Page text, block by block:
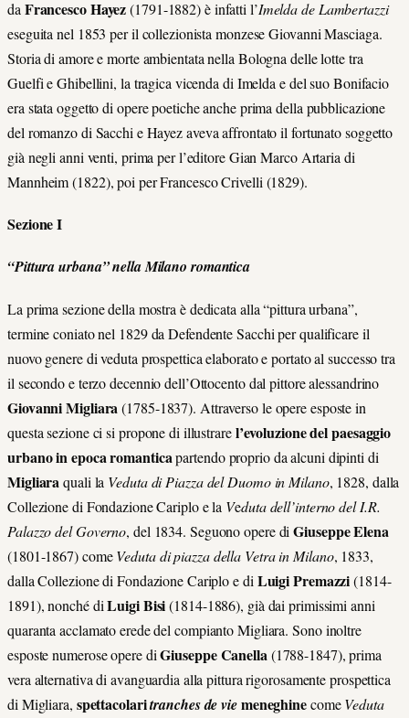
da Francesco Hayez(1791-1882) è infatti l’Imelda de Lambertazzi
eseguita nel 1853 per il collezionista monzese Giovanni Masciaga.
Storia di amore e morte ambientata nella Bologna delle lotte tra
Guelfi e Ghibellini, la tragica vicenda di Imelda e del suo Bonifacio
era stata oggetto di opere poetiche anche prima della pubblicazione
del romanzo di Sacchi e Hayez aveva affrontato il fortunato soggetto
già negli anni venti, prima per l’editore Gian Marco Artaria di
Mannheim (1822), poi per Francesco Crivelli (1829).
Sezione I
“Pittura urbana” nella Milano romantica
La prima sezione della mostra è dedicata alla “pittura urbana”,
termine coniato nel 1829 da Defendente Sacchi per qualificare il
nuovo genere di veduta prospettica elaborato e portato al successo tra
il secondo e terzo decennio dell’Ottocento dal pittore alessandrino
Giovanni Migliara(1785-1837). Attraverso le opere esposte in
questa sezione ci si propone di illustrarel’evoluzione del paesaggio
urbano in epoca romanticapartendo proprio da alcuni dipinti di
Migliaraquali la Veduta di Piazza del Duomo in Milano, 1828, dalla
Collezione di Fondazione Cariplo e la Veduta dell’interno del I.R.
Palazzo del Governo, del 1834. Seguono opere diGiuseppe Elena
(1801-1867) comeVeduta di piazza della Vetra in Milano, 1833,
dalla Collezione di Fondazione Cariplo e diLuigi Premazzi(1814-
1891), nonché diLuigi Bisi(1814-1886), già dai primissimi anni
quaranta acclamato erede del compianto Migliara. Sono inoltre
esposte numerose opere diGiuseppe Canella(1788-1847), prima
vera alternativa di avanguardia alla pittura rigorosamente prospettica
di Migliara, spettacolaritranches de viemeneghinecomeVeduta